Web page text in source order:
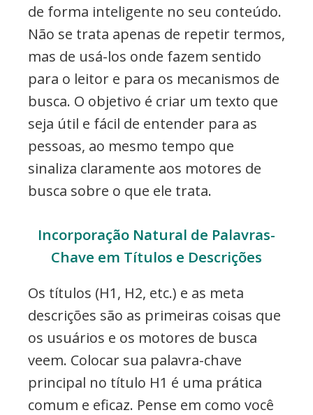
de forma inteligente no seu conteúdo.
Não se trata apenas de repetir termos,
mas de usá-los onde fazem sentido
para o leitor e para os mecanismos de
busca. O objetivo é criar um texto que
seja útil e fácil de entender para as
pessoas, ao mesmo tempo que
sinaliza claramente aos motores de
busca sobre o que ele trata.
Incorporação Natural de Palavras-
Chave em Títulos e Descrições
Os títulos (H1, H2, etc.) e as meta
descrições são as primeiras coisas que
os usuários e os motores de busca
veem. Colocar sua palavra-chave
principal no título H1 é uma prática
comum e eficaz. Pense em como você